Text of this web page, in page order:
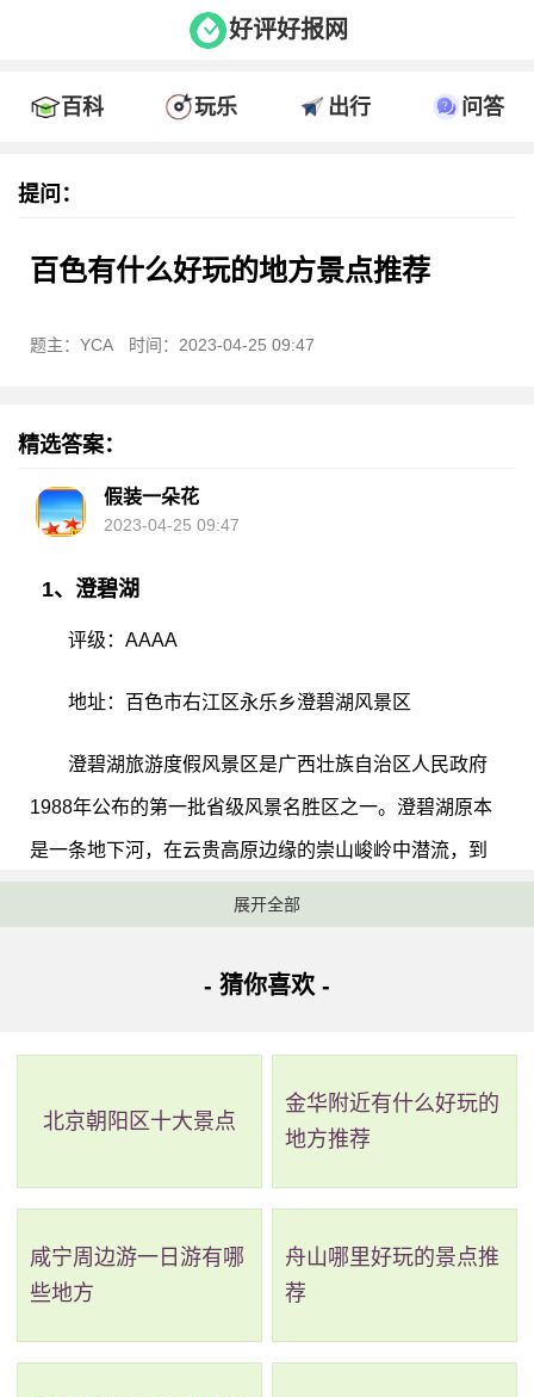
好评好报网
百科 玩乐 出行 问答
提问：
百色有什么好玩的地方景点推荐
题主：YCA 时间：2023-04-25 09:47
精选答案：
假装一朵花
2023-04-25 09:47
1、澄碧湖
评级：AAAA
地址：百色市右江区永乐乡澄碧湖风景区
澄碧湖旅游度假风景区是广西壮族自治区人民政府
1988年公布的第一批省级风景名胜区之一。澄碧湖原本
是一条地下河，在云贵高原边缘的崇山峻岭中潜流，到
凌云县兰金岭水源洞突然奔腾而出。全长127公里，湖面
海的女儿”，也被誉为桂西的一颗“璀璨明珠”。是广西大
发电机组，总装机容量为2.6万千瓦，年均发电量1.14亿
千瓦。景区以湖区自然山水为主体，共有九个景区、二
十七个景点，包括神仙洞、三叠泉、仙女洞、郁金香园
客可以在这里体验到湖光山色之美，感受到大自然的神
展开全部
- 猜你喜欢 -
北京朝阳区十大景点
金华附近有什么好玩的
地方推荐
咸宁周边游一日游有哪
些地方
舟山哪里好玩的景点推
荐